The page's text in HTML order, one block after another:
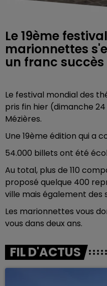
Le 19ème
marionnettes
un franc succès
Le festival mondial des
pris fin hier (dimanche
Mézières.
Une 19ème édition qui a
54.000 billets ont été
Au total, plus de 110
proposé quelque 400
ville mais également des
Les marionnettes vous
vous dans deux ans.
FIL D'ACTUS